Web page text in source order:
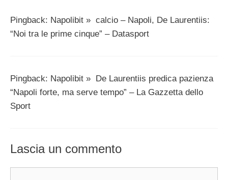
Pingback: Napolibit » calcio – Napoli, De Laurentiis:
“Noi tra le prime cinque” – Datasport
Pingback: Napolibit » De Laurentiis predica pazienza
“Napoli forte, ma serve tempo” – La Gazzetta dello
Sport
Lascia un commento